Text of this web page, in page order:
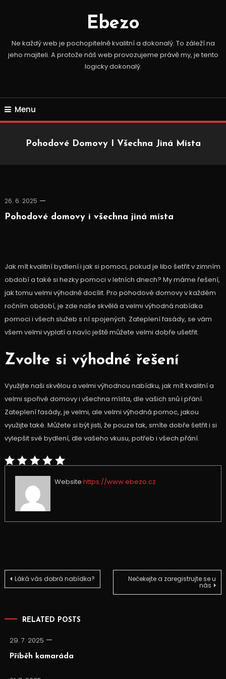
Ebezo
Ne každý web je pochopitelně kvalitní a dokonalý. To záleží na
jeho majiteli. A protože náš web provozujeme právě my, je tento
logicky dokonalý.
Menu
Pohodové Domovy I Všechna Jiná Místa
26. 6. 2025
Pohodové domovy i všechna jiná místa
Jak mít kvalitní bydlení i jak si pomoci, pokud je libo šetřit v zimním
období a také si hezky pomoci v letních dnech? My máme řešení,
jak tomu velmi výhodně docílit. Pro pohodové domovy v každém
ročním období, je zde naše skvělá a velmi výhodná nabídka
pomoci i všech služeb s ní spojených. Zateplení fasády, se vám
všem velmi vyplatí a navíc ještě můžete velmi dobře ušetřit.
Zvolte si výhodné řešení
Využijte naši skvělou a velmi výhodnou nabídku, jak mít kvalitní a
velmi spořivé domovy i všechna místa, dle vašich snů i přání.
Zateplení fasády, je velmi, ale velmi výhodná pomoc, jakou
využijte také. Můžete si být jisti, že pouze tak, smíte dobře šetřit i si
vylepšit své bydlení, dle vašeho vkusu, potřeb i všech přání.
Website https://www.ebezo.cz
Navigace
příspěvek
Láká vás dobrá nabídka? Nečekejte a zaregistrujte se u
nás
RELATED POSTS
29. 7. 2025
Příběh kamaráda